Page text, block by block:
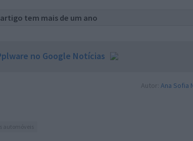
tem mais de um ano
no Google Notícias
Autor: Ana Sofia